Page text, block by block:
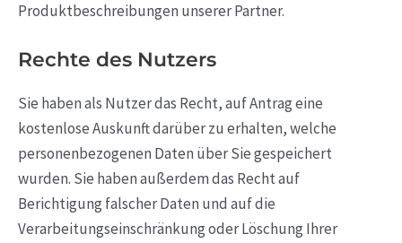
Produktbeschreibungen unserer Partner.
Rechte des Nutzers
Sie haben als Nutzer das Recht, auf Antrag eine
kostenlose Auskunft darüber zu erhalten, welche
personenbezogenen Daten über Sie gespeichert
wurden. Sie haben außerdem das Recht auf
Berichtigung falscher Daten und auf die
Verarbeitungseinschränkung oder Löschung Ihrer